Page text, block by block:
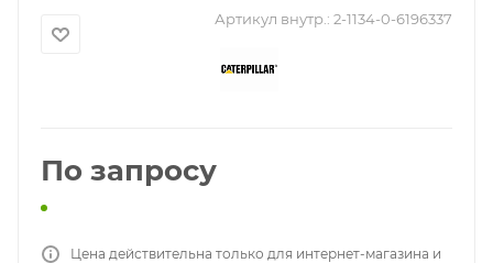
Артикул внутр.: 2-1134-0-6196337
По запросу
Цена действительна только для интернет-магазина и